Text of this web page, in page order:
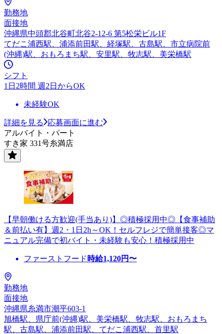
勤務地
面接地
沖縄県中頭郡北谷町北谷2-12-6 第5松栄ビル1F
てだこ浦西駅、浦添前田駅、経塚駅、古島駅、市立病院前
(沖縄)駅、おもろまち駅、安里駅、牧志駅、美栄橋駅
シフト
1日2時間 週2日からOK
未経験OK
詳細を見る
応募画面に進む
アルバイト・パート
すき家 331号糸満店
【早朝働ける方歓迎(手当あり)】◎積極採用中◎【食事補助
＆前払い有】週2・1日2h～OK！セルフレジで簡単接客◎マ
ニュアル完備で初バイト・未経験も安心！積極採用中
ファーストフード 時給1,120円〜
勤務地
面接地
沖縄県糸満市潮平603-1
旭橋駅、県庁前(沖縄)駅、美栄橋駅、牧志駅、おもろまち
駅、古島駅、浦添前田駅、てだこ浦西駅、首里駅